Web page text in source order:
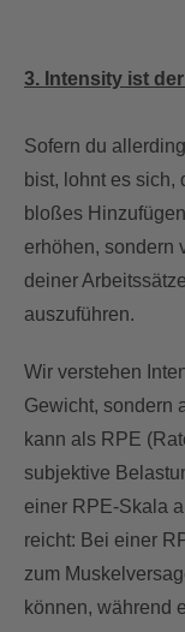
3. Intensity ist
Sofern du
bist, lohnt es sich,
bloßes
erhöhen, sondern
deiner
auszuführen.
Wir verstehen
Gewicht, sondern
kann als RPE
subjektive
einer RPE-Skala
reicht: Bei einer
zum
können, während